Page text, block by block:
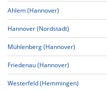
Ahlem (Hannover)
Hannover (Nordstadt)
Mühlenberg (Hannover)
Friedenau (Hannover)
Westerfeld (Hemmingen)